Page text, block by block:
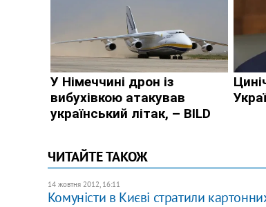
ЧИТАЙТЕ ТАКОЖ
14 жовтня 2012, 16:11
Комуністи в Києві стратили